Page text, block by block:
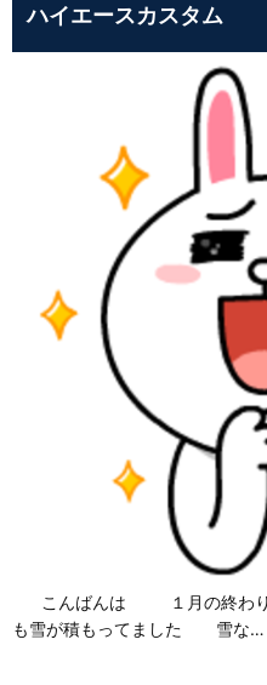
ハイエースカスタム
こんばんは １月の終わりは
も雪が積もってました 雪な…